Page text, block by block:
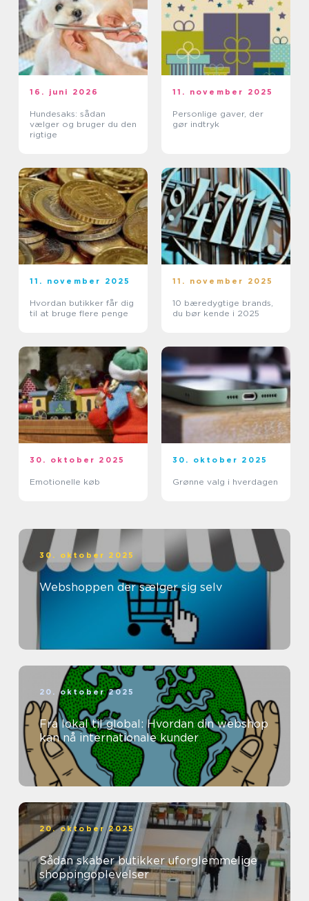
16. juni 2026
Hundesaks: sådan
vælger og bruger du den
rigtige
11. november 2025
Personlige gaver, der
gør indtryk
11. november 2025
Hvordan butikker får dig
til at bruge flere penge
11. november 2025
10 bæredygtige brands,
du bør kende i 2025
30. oktober 2025
Emotionelle køb
30. oktober 2025
Grønne valg i hverdagen
30. oktober 2025
Webshoppen der sælger sig selv
20. oktober 2025
Fra lokal til global: Hvordan din webshop
kan nå internationale kunder
20. oktober 2025
Sådan skaber butikker uforglemmelige
shoppingoplevelser